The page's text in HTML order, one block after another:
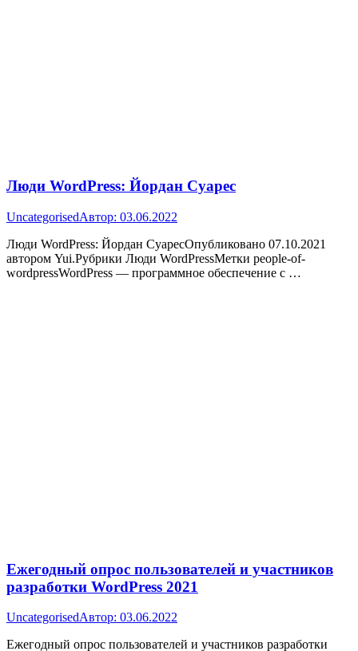
Люди WordPress: Йордан Суарес
UncategorisedАвтор: 03.06.2022
Люди WordPress: Йордан СуаресОпубликовано 07.10.2021
автором Yui.Рубрики Люди WordPressМетки people-of-
wordpressWordPress — программное обеспечение с …
Ежегодный опрос пользователей и участников
разработки WordPress 2021
UncategorisedАвтор: 03.06.2022
Ежегодный опрос пользователей и участников разработки